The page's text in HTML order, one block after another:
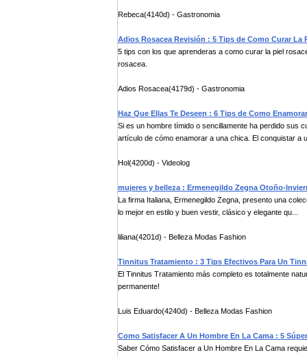
Rebeca(4140d) - Gastronomia
Adios Rosacea Revisión : 5 Tips de Como Curar La
5 tips con los que aprenderas a como curar la piel
rosacea.
Adios Rosacea(4179d) - Gastronomia
Haz Que Ellas Te Deseen : 6 Tips de Como
Si es un hombre tímido o sencillamente ha perdido sus
artículo de cómo enamorar a una chica. El conquistar a
Hol(4200d) - Videolog
mujeres y belleza : Ermenegildo Zegna Otoño-
La firma Italiana, Ermenegildo Zegna, presento una
lo mejor en estilo y buen vestir, clásico y elegante qu...
liliana(4201d) - Belleza Modas Fashion
Tinnitus Tratamiento : 3 Tips Efectivos Para Un
El Tinnitus Tratamiento más completo es totalmente
permanente!
Luis Eduardo(4240d) - Belleza Modas Fashion
Como Satisfacer A Un Hombre En La Cama : 5
Saber Cómo Satisfacer a Un Hombre En La Cama